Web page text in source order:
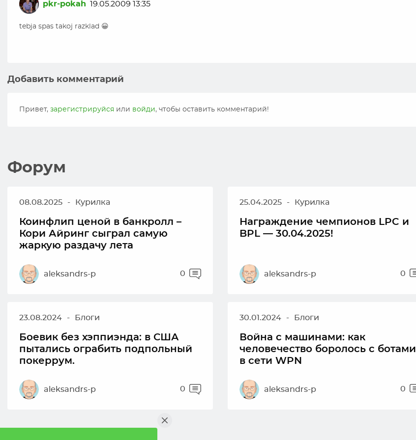
pkr-pokah 19.05.2009 13:35
tebja spas takoj razklad 😀
Добавить комментарий
Привет, зарегистрируйся или войди, чтобы оставить комментарий!
Форум
08.08.2025 - Курилка
Коинфлип ценой в банкролл –
Кори Айринг сыграл самую
жаркую раздачу лета
aleksandrs-p 0
25.04.2025 - Курилка
Награждение чемпионов LPC и
BPL — 30.04.2025!
aleksandrs-p 0
23.08.2024 - Блоги
Боевик без хэппиэнда: в США
пытались ограбить подпольный
покеррум.
aleksandrs-p 0
30.01.2024 - Блоги
Война с машинами: как
человечество боролось с ботами
в сети WPN
aleksandrs-p 0